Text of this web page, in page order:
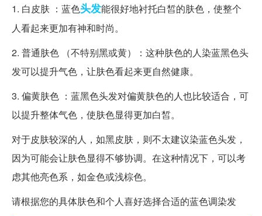
1. 白皮肤 ：蓝色头发能很好地衬托白皙的肤色，使整个
人看起来更加有神和时尚。
2. 普通肤色 （不特别黑或黄）：这种肤色的人染蓝黑色头
发可以提升气色，让肤色看起来更自然健康。
3. 偏黄肤色 ：蓝黑色头发对偏黄肤色的人也比较适合，可
以提升整体气色，使肤色显得更加白皙。
对于皮肤较深的人，如黑皮肤，则不太建议染蓝色头发，
因为可能会让肤色显得不够协调。在这种情况下，可以考
虑其他亮色系，如金色或浅棕色。
请根据您的具体肤色和个人喜好选择合适的蓝色调染发